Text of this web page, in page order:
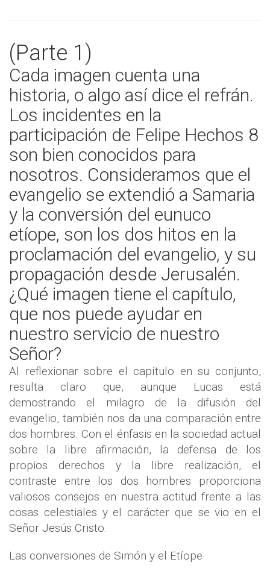
(Parte 1)
Cada imagen cuenta una
historia, o algo así dice el refrán.
Los incidentes en la
participación de Felipe Hechos 8
son bien conocidos para
nosotros. Consideramos que el
evangelio se extendió a Samaria
y la conversión del eunuco
etíope, son los dos hitos en la
proclamación del evangelio, y su
propagación desde Jerusalén.
¿Qué imagen tiene el capítulo,
que nos puede ayudar en
nuestro servicio de nuestro
Señor?
Al reflexionar sobre el capítulo en su conjunto,
resulta claro que, aunque Lucas está
demostrando el milagro de la difusión del
evangelio, también nos da una comparación entre
dos hombres. Con el énfasis en la sociedad actual
sobre la libre afirmación, la defensa de los
propios derechos y la libre realización, el
contraste entre los dos hombres proporciona
valiosos consejos en nuestra actitud frente a las
cosas celestiales y el carácter que se vio en el
Señor Jesús Cristo.
Las conversiones de Simón y el Etíope